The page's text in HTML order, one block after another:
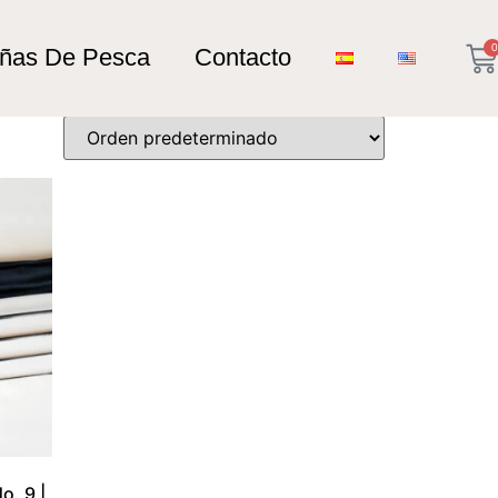
De Pesca Contacto 0
9 |